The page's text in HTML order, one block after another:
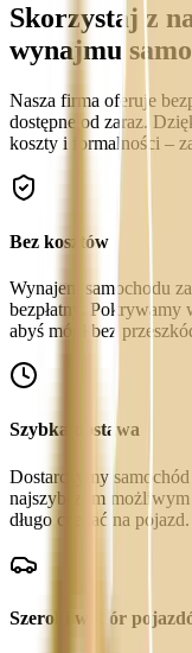
Skorzystaj z
wynajmu
Nasza firma oferuje
dostępne od zaraz.
koszty i formalności –
Bez kosztów
Wynajem samochodu
bezpłatny. Pokrywamy
abyś mógł bez
Szybka dostawa
Dostarczymy
najszybszym możliwym
długo czekać na pojazd.
Szeroki wybór